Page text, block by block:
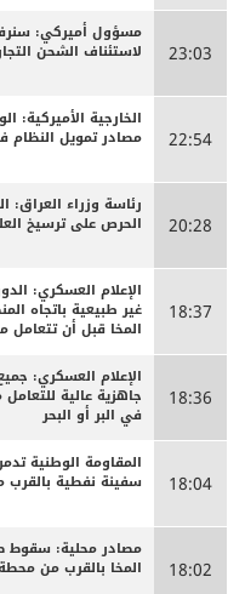
23:03
مسؤول أميركي:
لاستئناف الشحن
22:54
الخارجية الأميركية:
مصادر تمويل النظام
20:28
رئاسة وزراء العراق:
الحرص على ترسيخ
18:37
الإعلام العسكري:
غير طبيعية باتجاه
المخا قبل أن تتعامل
18:36
الإعلام العسكري:
جاهزية عالية
في البر أو البحر
18:04
المقاومة الوطنية
سفينة نفطية بالقرب
18:02
مصادر محلية: سقوط
المخا بالقرب من